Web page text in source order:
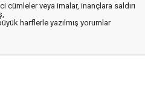
cümleler veya imalar, inançlara saldırı
harflerle yazılmış yorumlar